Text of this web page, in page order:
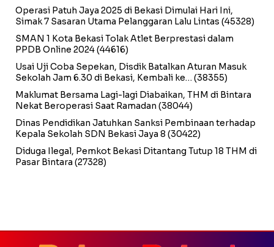
Operasi Patuh Jaya 2025 di Bekasi Dimulai Hari Ini,
Simak 7 Sasaran Utama Pelanggaran Lalu Lintas (45328)
SMAN 1 Kota Bekasi Tolak Atlet Berprestasi dalam
PPDB Online 2024(44616)
Usai Uji Coba Sepekan, Disdik Batalkan Aturan Masuk
Sekolah Jam 6.30 di Bekasi, Kembali ke… (38355)
Maklumat Bersama Lagi-lagi Diabaikan, THM di Bintara
Nekat Beroperasi Saat Ramadan (38044)
Dinas Pendidikan Jatuhkan Sanksi Pembinaan terhadap
Kepala Sekolah SDN Bekasi Jaya 8 (30422)
Diduga Ilegal, Pemkot Bekasi Ditantang Tutup 18 THM di
Pasar Bintara (27328)